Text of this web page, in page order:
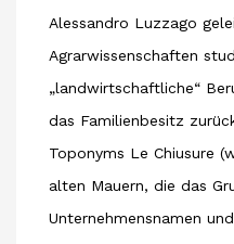
Alessandro Luzzago
Agrarwissenschaften
„landwirtschaftliche“
das Familienbesitz
Toponyms Le Chiusure
alten Mauern, die das
Unternehmensnamen